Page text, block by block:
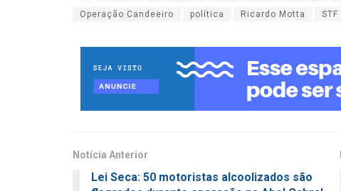
Operação Candeeiro política Ricardo Motta STF
Notícia Anterior
Lei Seca: 50 motoristas alcoolizados são